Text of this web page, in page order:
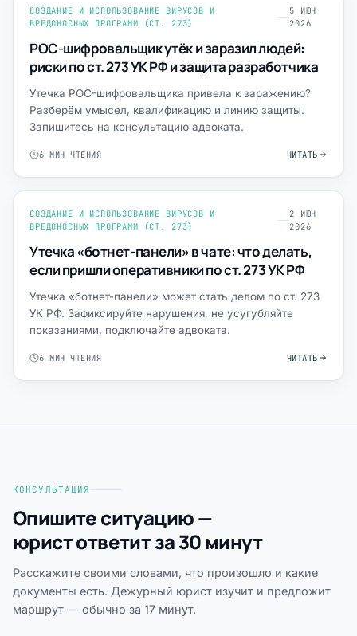
СОЗДАНИЕ И ИСПОЛЬЗОВАНИЕ ВИРУСОВ И
ВРЕДОНОСНЫХ ПРОГРАММ (СТ. 273)
5 ИЮН
2026
POC-шифровальщик утёк и заразил людей:
риски по ст. 273 УК РФ и защита разработчика
Утечка POC-шифровальщика привела к заражению?
Разберём умысел, квалификацию и линию защиты.
Запишитесь на консультацию адвоката.
6 МИН ЧТЕНИЯ ЧИТАТЬ
СОЗДАНИЕ И ИСПОЛЬЗОВАНИЕ ВИРУСОВ И
ВРЕДОНОСНЫХ ПРОГРАММ (СТ. 273)
2 ИЮН
2026
Утечка «ботнет-панели» в чате: что делать,
если пришли оперативники по ст. 273 УК РФ
Утечка «ботнет-панели» может стать делом по ст. 273
УК РФ. Зафиксируйте нарушения, не усугубляйте
показаниями, подключайте адвоката.
6 МИН ЧТЕНИЯ ЧИТАТЬ
КОНСУЛЬТАЦИЯ
Опишите ситуацию —
юрист ответит за 30 минут
Расскажите своими словами, что произошло и какие
документы есть. Дежурный юрист изучит и предложит
маршрут — обычно за 17 минут.